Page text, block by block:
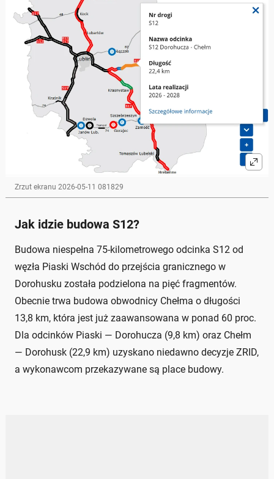
Zrzut ekranu 2026-05-11 081829
Jak idzie budowa S12?
Budowa niespełna 75-kilometrowego odcinka S12 od
węzła Piaski Wschód do przejścia granicznego w
Dorohusku została podzielona na pięć fragmentów.
Obecnie trwa budowa obwodnicy Chełma o długości
13,8 km, która jest już zaawansowana w ponad 60 proc.
Dla odcinków Piaski — Dorohucza (9,8 km) oraz Chełm
— Dorohusk (22,9 km) uzyskano niedawno decyzje ZRID,
a wykonawcom przekazywane są place budowy.